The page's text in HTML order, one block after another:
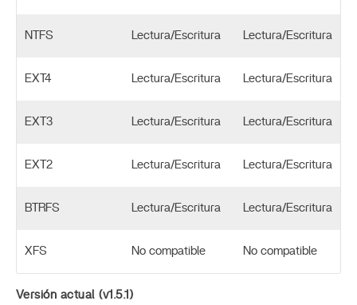
NTFS Lectura/Escritura Lectura/Escritura
EXT4 Lectura/Escritura Lectura/Escritura
EXT3 Lectura/Escritura Lectura/Escritura
EXT2 Lectura/Escritura Lectura/Escritura
BTRFS Lectura/Escritura Lectura/Escritura
XFS No compatible No compatible
Versión actual (v1.5.1)